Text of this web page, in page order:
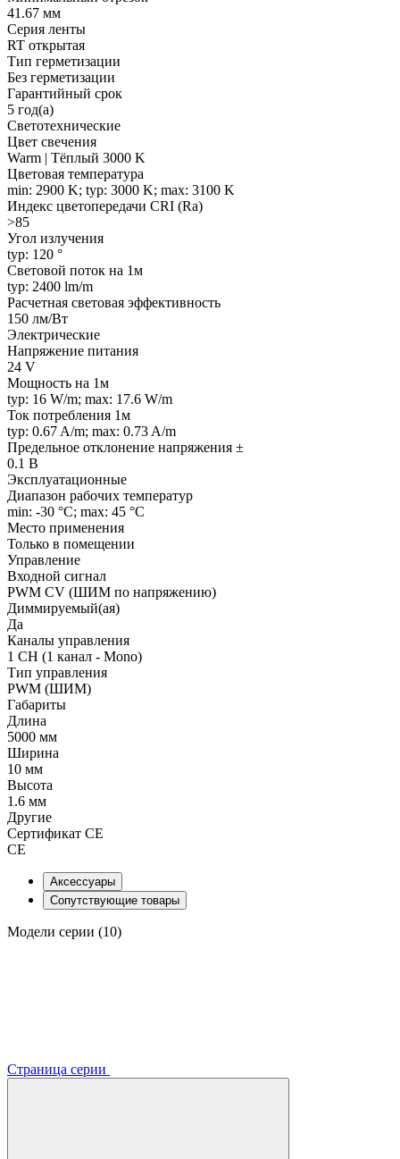
41.67 мм
Серия ленты
RT открытая
Тип герметизации
Без герметизации
Гарантийный срок
5 год(а)
Светотехнические
Цвет свечения
Warm | Тёплый 3000 K
Цветовая температура
min: 2900 K; typ: 3000 K; max: 3100 K
Индекс цветопередачи CRI (Ra)
>85
Угол излучения
typ: 120 °
Световой поток на 1м
typ: 2400 lm/m
Расчетная световая эффективность
150 лм/Вт
Электрические
Напряжение питания
24 V
Мощность на 1м
typ: 16 W/m; max: 17.6 W/m
Ток потребления 1м
typ: 0.67 A/m; max: 0.73 A/m
Предельное отклонение напряжения ±
0.1 В
Эксплуатационные
Диапазон рабочих температур
min: -30 °C; max: 45 °C
Место применения
Только в помещении
Управление
Входной сигнал
PWM СV (ШИМ по напряжению)
Диммируемый(ая)
Да
Каналы управления
1 CH (1 канал - Mono)
Тип управления
PWM (ШИМ)
Габариты
Длина
5000 мм
Ширина
10 мм
Высота
1.6 мм
Другие
Сертификат CE
CE
Аксессуары
Сопутствующие товары
Модели серии (10)
Страница серии